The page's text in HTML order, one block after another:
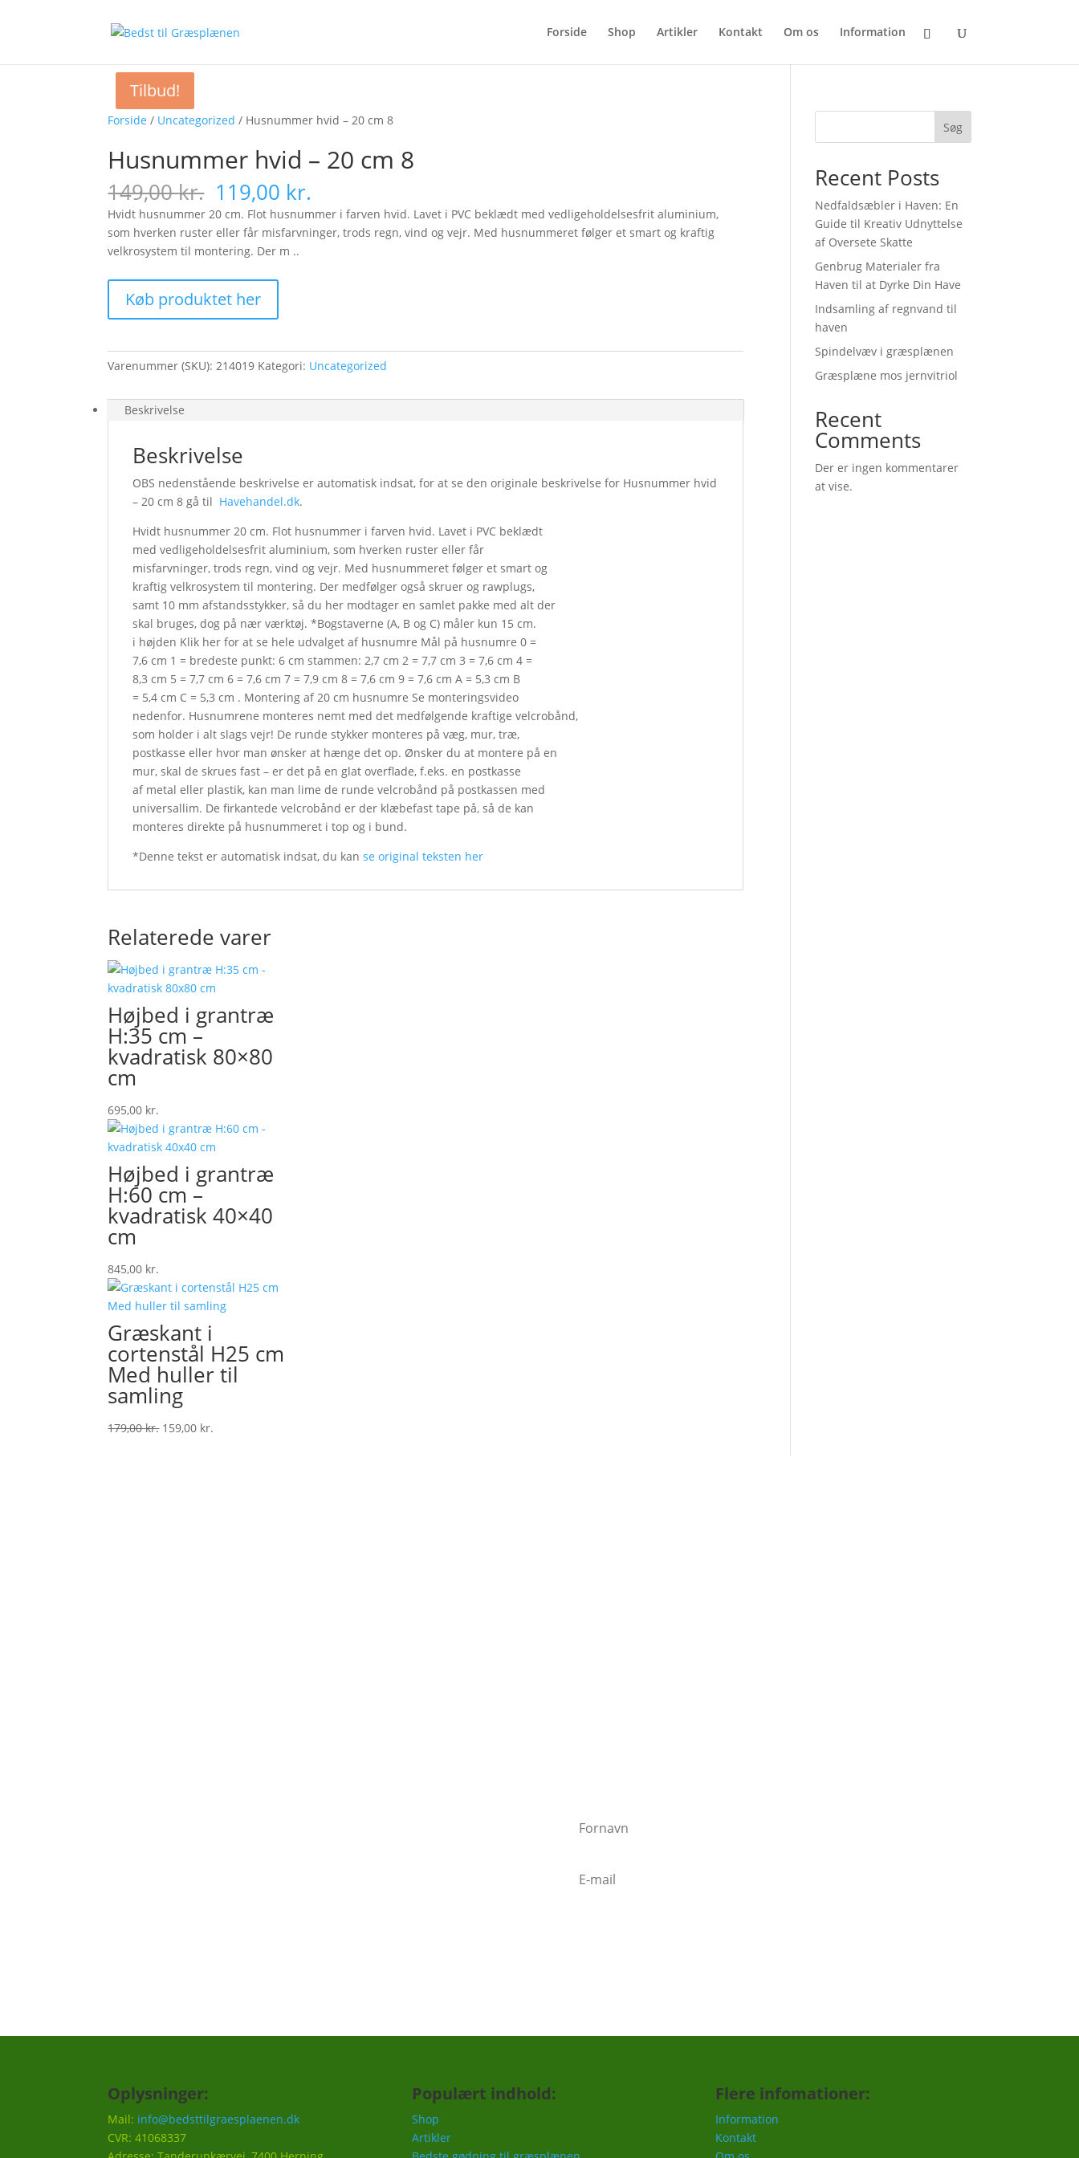
Forside Shop Artikler Kontakt Om os Information
Forside / Uncategorized / Husnummer hvid – 20 cm 8
Tilbud!
Husnummer hvid – 20 cm 8
149,00kr. Original
price
was:
149,00 kr..
119,00 kr.
price
is:
119,00 kr..
Hvidt husnummer 20 cm. Flot husnummer i farven hvid. Lavet i PVC beklædt med vedligeholdelsesfrit aluminium,
som hverken ruster eller får misfarvninger, trods regn, vind og vejr. Med husnummeret følger et smart og kraftig
velkrosystem til montering. Der m ..
Køb produktet her
Varenummer (SKU):214019 Kategori: Uncategorized
Beskrivelse
Beskrivelse
OBS nedenstående beskrivelse er automatisk indsat, for at se den originale beskrivelse for Husnummer hvid
– 20 cm 8 gå til Havehandel.dk.
Hvidt husnummer 20 cm. Flot husnummer i farven hvid. Lavet i PVC beklædt
med vedligeholdelsesfrit aluminium, som hverken ruster eller får
misfarvninger, trods regn, vind og vejr. Med husnummeret følger et smart og
kraftig velkrosystem til montering. Der medfølger også skruer og rawplugs,
samt 10 mm afstandsstykker, så du her modtager en samlet pakke med alt der
skal bruges, dog på nær værktøj. *Bogstaverne (A, B og C) måler kun 15 cm.
i højden Klik her for at se hele udvalget af husnumre Mål på husnumre 0 =
7,6 cm 1 = bredeste punkt: 6 cm stammen: 2,7 cm 2 = 7,7 cm 3 = 7,6 cm 4 =
8,3 cm 5 = 7,7 cm 6 = 7,6 cm 7 = 7,9 cm 8 = 7,6 cm 9 = 7,6 cm A = 5,3 cm B
= 5,4 cm C = 5,3 cm . Montering af 20 cm husnumre Se monteringsvideo
nedenfor. Husnumrene monteres nemt med det medfølgende kraftige velcrobånd,
som holder i alt slags vejr! De runde stykker monteres på væg, mur, træ,
postkasse eller hvor man ønsker at hænge det op. Ønsker du at montere på en
mur, skal de skrues fast – er det på en glat overflade, f.eks. en postkasse
af metal eller plastik, kan man lime de runde velcrobånd på postkassen med
universallim. De firkantede velcrobånd er der klæbefast tape på, så de kan
monteres direkte på husnummeret i top og i bund.
*Denne tekst er automatisk indsat, du kanse original teksten her
Relaterede varer
Højbed i grantræ
H:35 cm –
kvadratisk 80×80
cm
695,00 kr.
Højbed i grantræ
H:60 cm –
kvadratisk 40×40
cm
845,00 kr.
Tilbud!
Græskant i
cortenstål H25 cm
Med huller til
samling
179,00kr. Original
159,00 kr.
Søg
Recent Posts
Nedfaldsæbler i Haven: En
Guide til Kreativ Udnyttelse
af Oversete Skatte
Genbrug Materialer fra
Haven til at Dyrke Din Have
Indsamling af regnvand til
haven
Spindelvæv i græsplænen
Græsplæne mos jernvitriol
Recent
Comments
Der er ingen kommentarer
at vise.
Oplysninger:
Mail: info@bedsttilgraesplaenen.dk
CVR: 41068337
Populært indhold:
Shop
Artikler
Flere infomationer:
Information
Kontakt